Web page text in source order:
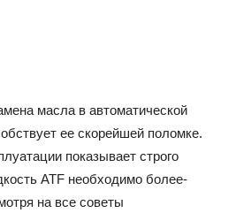
масла в автоматической
ее скорейшей поломке.
показывает строго
ATF необходимо более-
на все советы